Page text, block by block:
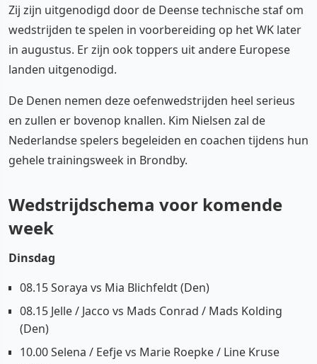
Zij zijn uitgenodigd door de Deense technische staf om
wedstrijden te spelen in voorbereiding op het WK later
in augustus. Er zijn ook toppers uit andere Europese
landen uitgenodigd.
De Denen nemen deze oefenwedstrijden heel serieus
en zullen er bovenop knallen. Kim Nielsen zal de
Nederlandse spelers begeleiden en coachen tijdens hun
gehele trainingsweek in Brondby.
Wedstrijdschema voor komende
week
Dinsdag
08.15 Soraya vs Mia Blichfeldt (Den)
08.15 Jelle / Jacco vs Mads Conrad / Mads Kolding
(Den)
10.00 Selena / Eefje vs Marie Roepke / Line Kruse